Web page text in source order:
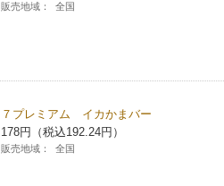
販売地域： 全国
７プレミアム イカかまバー
178円（税込192.24円）
販売地域： 全国